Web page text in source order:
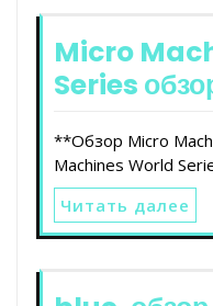
Micro
Series
**Обзор Micro
Machines World
Читать далее